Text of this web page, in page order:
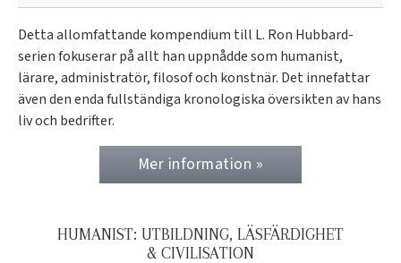
Detta allomfattande kompendium till L. Ron Hubbard-
serien fokuserar på allt han uppnådde som humanist,
lärare, administratör, filosof och konstnär. Det innefattar
även den enda fullständiga kronologiska översikten av hans
liv och bedrifter.
Mer information »
HUMANIST: UTBILDNING, LÄSFÄRDIGHET
& CIVILISATION